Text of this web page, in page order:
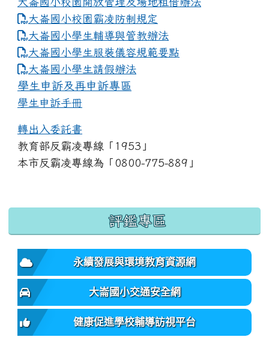
大崙國小校園霸凌防制規定
大崙國小學生輔導與管教辦法
大崙國小學生服裝儀容規範要點
link to https://www.dles.tyc.edu.tw/uploads/
大崙國小學生請假辦法
學生申訴及再申訴專區
學生申訴手冊
轉出入委託書
教育部反霸凌專線「1953」
本市反霸凌專線為「0800-775-889」
:::
評鑑專區
永續發展與環境教育資源網
大崙國小交通安全網
健康促進學校輔導訪視平台